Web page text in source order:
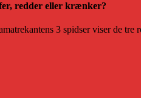
redder eller krænker?
3 spidser viser de